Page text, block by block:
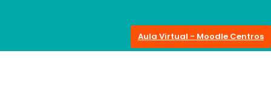
Aula Virtual - Moodle Centros